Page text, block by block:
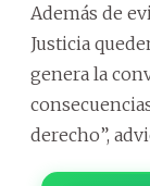
Además de
Justicia
genera la
derecho”,